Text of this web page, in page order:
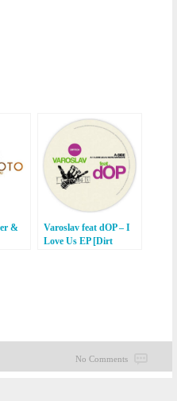
&
Varoslav feat dOP – I
Love Us EP [Dirt
No Comments